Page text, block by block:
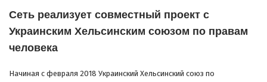
Сеть реализует совместный проект с
Украинским Хельсинским союзом по правам
человека
Начиная с февраля 2018 Украинский Хельсинский союз по